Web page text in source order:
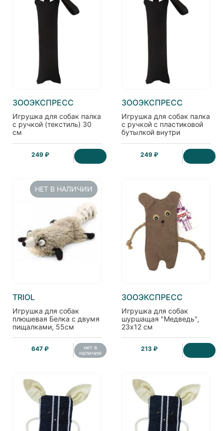
ЗООЭКСПРЕСС
Игрушка для собак палка
с ручкой (текстиль) 30
см
249 ₽
ЗООЭКСПРЕСС
Игрушка для собак палка
с ручкой с пластиковой
бутылкой внутри
(текстиль) 30 см
249 ₽
НЕТ В НАЛИЧИИ
TRIOL
Игрушка для собак
плюшевая Белка с двумя
пищалками, 55см
647 ₽ нет в
наличии
ЗООЭКСПРЕСС
Игрушка для собак
шуршащая "Медведь",
23х12 см
213 ₽